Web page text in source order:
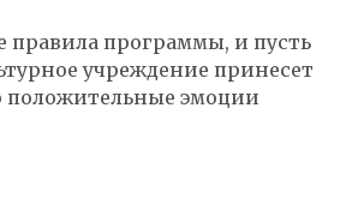
правила программы, и пусть
учреждение принесет
положительные эмоции